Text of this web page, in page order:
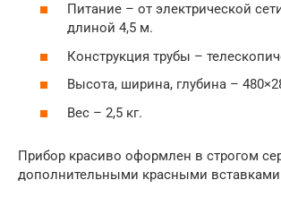
Питание – от электрической
длиной 4,5 м.
Конструкция трубы –
Высота, ширина, глубина –
Вес – 2,5 кг.
Прибор красиво оформлен в строгом
дополнительными красными